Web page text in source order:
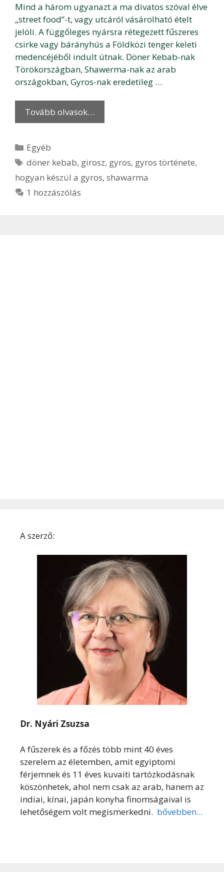
Mind a három ugyanazt a ma divatos szóval élve
„street food”-t, vagy utcáról vásárolható ételt
jelöli. A függőleges nyársra rétegezett fűszeres
csirke vagy bárányhús a Földközi tenger keleti
medencéjéből indult útnak. Döner Kebab-nak
Törökországban, Shawerma-nak az arab
országokban, Gyros-nak eredetileg …
Tovább olvasok…
Kategória
Egyéb
Címkék
döner kebab, girosz, gyros, gyros története,
hogyan készül a gyros, shawarma
1 hozzászólás
A szerző:
Dr. Nyári Zsuzsa
A fűszerek és a főzés több mint 40 éves
szerelem az életemben, amit egyiptomi
férjemnek és 11 éves kuvaiti tartózkodásnak
köszönhetek, ahol nem csak az arab, hanem az
indiai, kínai, japán konyha finomságaival is
lehetőségem volt megismerkedni. bővebben...